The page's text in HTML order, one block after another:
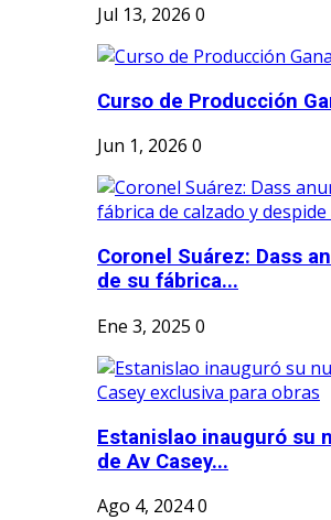
Jul 13, 2026 0
Curso de Producción
Jun 1, 2026 0
Coronel Suárez: Dass
de su fábrica...
Ene 3, 2025 0
Estanislao inauguró su
de Av Casey...
Ago 4, 20240